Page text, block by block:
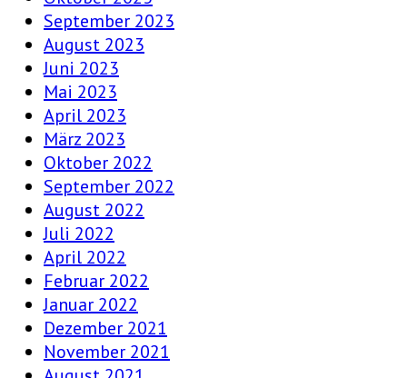
September 2023
August 2023
Juni 2023
Mai 2023
April 2023
März 2023
Oktober 2022
September 2022
August 2022
Juli 2022
April 2022
Februar 2022
Januar 2022
Dezember 2021
November 2021